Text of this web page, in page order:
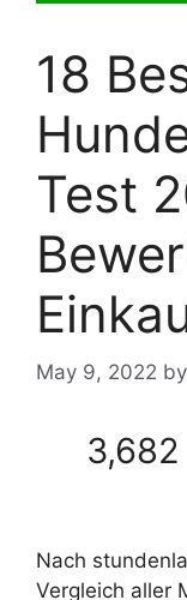
18
Test
May 9, 2022 by
3,682
Nach
Vergleich aller